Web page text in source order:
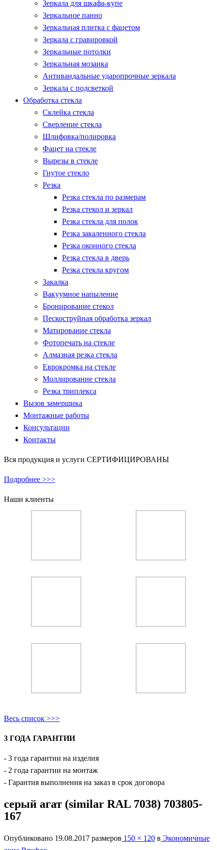
Зеркала для шкафа-купе
Зеркальное панно
Зеркальная плитка с фацетом
Зеркала с гравировкой
Зеркальные потолки
Зеркальная мозаика
Антивандальные ударопрочные зеркала
Зеркала с подсветкой
Обработка стекла
Склейка стекла
Сверление стекла
Шлифовка/полировка
Фацет на стекле
Вырезы в стекле
Гнутое стекло
Резка
Резка стекла по размерам
Резка стекол и зеркал
Резка стекла для полок
Резка закаленного стекла
Резка оконного стекла
Резка стекла в дверь
Резка стекла кругом
Закалка
Вакуумное напыление
Бронирование стекол
Пескоструйная обработка зеркал
Матирование стекла
Фотопечать на стекле
Алмазная резка стекла
Еврокромка на стекле
Моллирование стекла
Резка триплекса
Вызов замерщика
Монтажные работы
Консультации
Контакты
Вся продукция и услуги СЕРТИФИЦИРОВАНЫ
Подробнее >>>
Наши клиенты
Весь список >>>
3 ГОДА ГАРАНТИИ
- 3 года гарантии на изделия
- 2 года гарантии на монтаж
- Гарантия выполнения на заказ в срок договора
серый агат (similar RAL 7038) 703805-
167
Опубликовано 19.08.2017 размеров 150 × 120 в Экономичные